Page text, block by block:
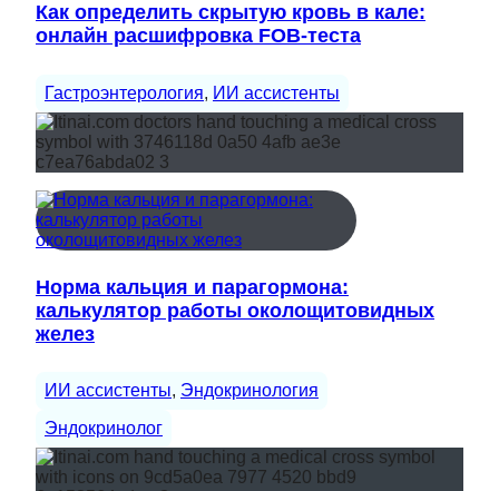
Как определить скрытую кровь в кале:
онлайн расшифровка FOB-теста
Гастроэнтерология, ИИ ассистенты
Норма кальция и парагормона:
калькулятор работы околощитовидных
желез
ИИ ассистенты, Эндокринология
Эндокринолог